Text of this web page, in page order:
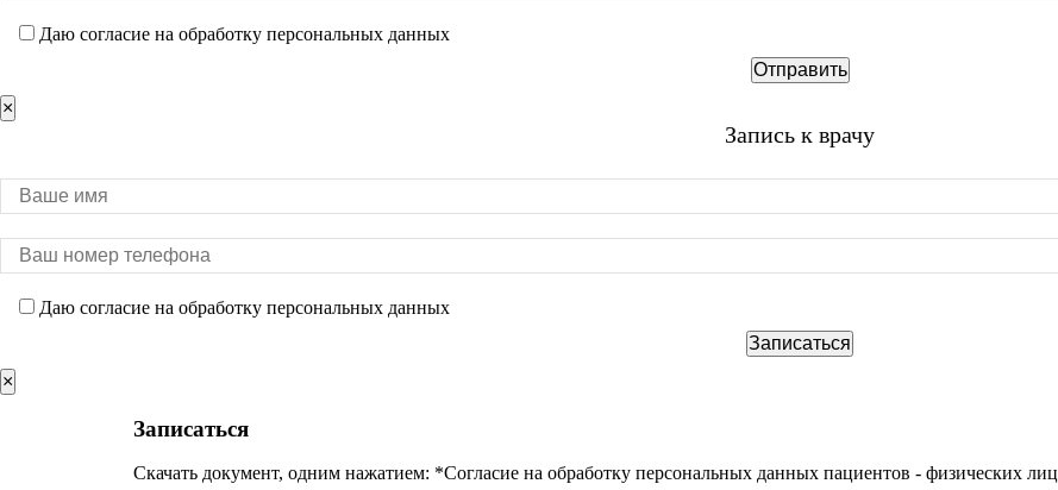
Даю согласие на обработку персональных данных
×
Запись к врачу
Даю согласие на обработку персональных данных
×
Записаться
Скачать документ, одним нажатием: *Согласие на обработку персональных данных пациентов - физических лиц